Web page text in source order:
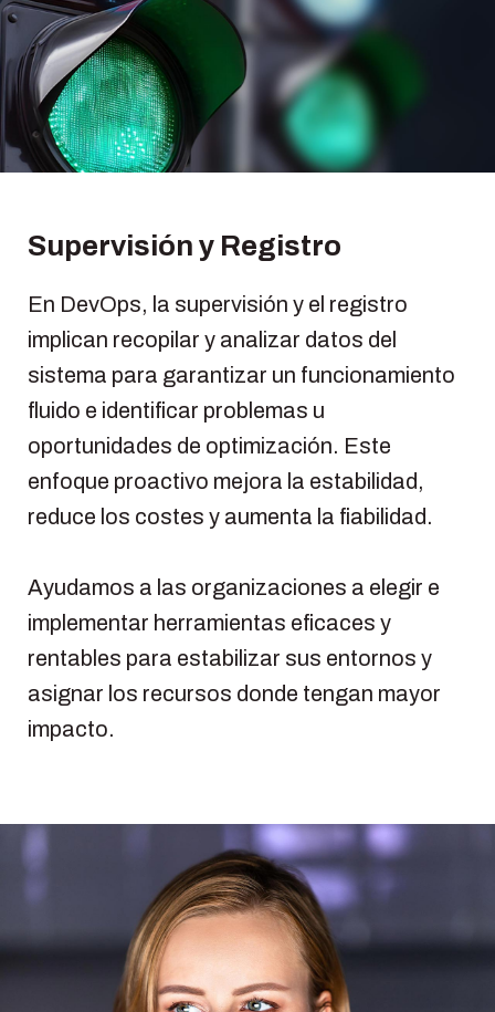
Supervisión y Registro
En DevOps, la supervisión y el registro
implican recopilar y analizar datos del
sistema para garantizar un funcionamiento
fluido e identificar problemas u
oportunidades de optimización. Este
enfoque proactivo mejora la estabilidad,
reduce los costes y aumenta la fiabilidad.
Ayudamos a las organizaciones a elegir e
implementar herramientas eficaces y
rentables para estabilizar sus entornos y
asignar los recursos donde tengan mayor
impacto.